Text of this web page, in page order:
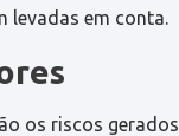
levadas em conta.
os riscos gerados